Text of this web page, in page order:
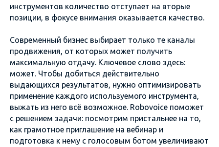
инструментов количество отступает на вторые
позиции, в фокусе внимания оказывается качество.
Современный бизнес выбирает только те каналы
продвижения, от которых может получить
максимальную отдачу. Ключевое слово здесь:
может. Чтобы добиться действительно
выдающихся результатов, нужно оптимизировать
применение каждого используемого инструмента,
выжать из него всё возможное. Robovoice поможет
с решением задачи: посмотрим пристальнее на то,
как грамотное приглашение на вебинар и
подготовка к нему с голосовым ботом увеличивают